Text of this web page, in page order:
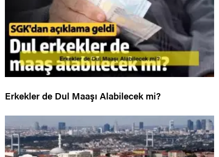
Erkekler de Dul Maaşı Alabilecek mi?